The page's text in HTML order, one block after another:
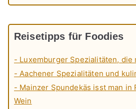
Reisetipps für Foodies
- Luxemburger Spezialitäten, die
- Aachener Spezialitäten und
- Mainzer Spundekäs isst man in
Wein